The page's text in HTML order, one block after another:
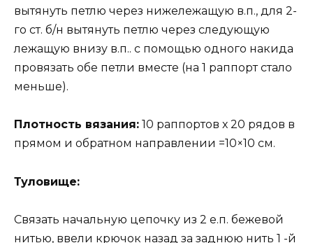
вытянуть петлю через нижележащую в.п., для 2-
го ст. б/н вытянуть петлю через следующую
лежащую внизу в.п.. с помощью одного накида
провязать обе петли вместе (на 1 раппорт стало
меньше).
Плотность вязания: 10 раппортов х 20 рядов в
прямом и обратном направлении =10×10 см.
Туловище:
Связать начальную цепочку из 2 е.п. бежевой
нитью, ввели крючок назад за заднюю нить 1 -й